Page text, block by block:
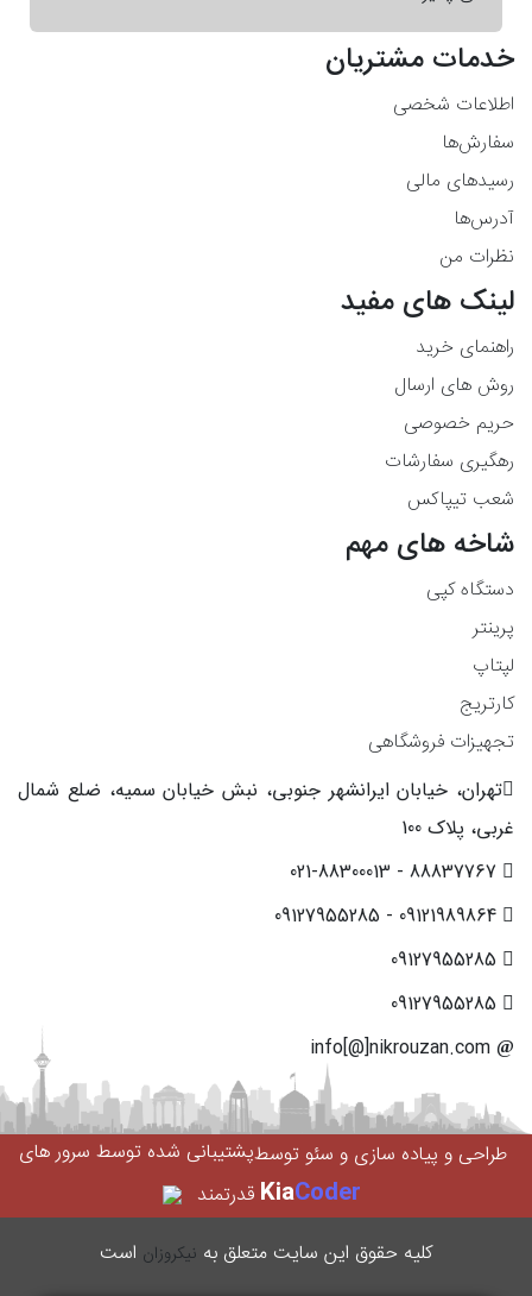
خدمات مشتریان
اطلاعات شخصی
سفارش‌ها
رسیدهای مالی
آدرس‌ها
نظرات من
لینک های مفید
راهنمای خرید
روش های ارسال
حریم خصوصی
رهگیری سفارشات
شعب تیپاکس
شاخه های مهم
دستگاه کپی
پرینتر
لپتاپ
کارتریج
تجهیزات فروشگاهی
تهران، خیابان ایرانشهر جنوبی، نبش خیابان سمیه، ضلع شمال
غربی، پلاک 100
طراحی و پیاده سازی و سئو توسط
KiaCoder
پشتیبانی شده توسط سرور های
قدرتمند
کليه حقوق اين سایت متعلق به نیکروزان است